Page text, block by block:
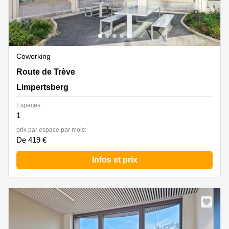
Coworking
Route de Trève 6D,Bâtiment D, Limpertsberg
Route de Trève
Limpertsberg
Espaces:
1
prix par espace par mois:
De 419 €
Infos et prix